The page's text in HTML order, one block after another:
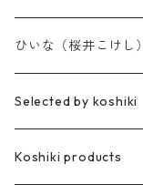
天神様
櫻井家の伝統こけし
櫻井家の鳴子こけし
ひいな（桜井こけし）
昭寛作
華雅
親王飾り
Selected by koshiki
Koshiki products